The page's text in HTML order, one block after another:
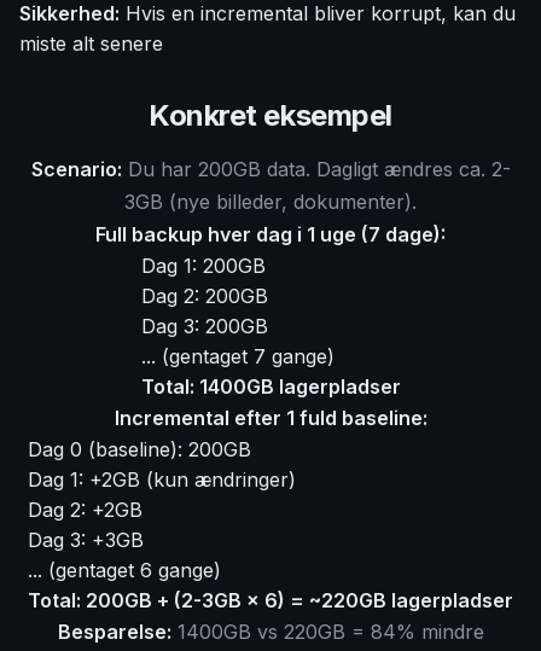
Sikkerhed: Hvis en incremental bliver korrupt, kan du
miste alt senere
Konkret eksempel
Scenario: Du har 200GB data. Dagligt ændres ca. 2-
3GB (nye billeder, dokumenter).
Full backup hver dag i 1 uge (7 dage):
Dag 1: 200GB
Dag 2: 200GB
Dag 3: 200GB
... (gentaget 7 gange)
Total: 1400GB lagerpladser
Incremental efter 1 fuld baseline:
Dag 0 (baseline): 200GB
Dag 1: +2GB (kun ændringer)
Dag 2: +2GB
Dag 3: +3GB
... (gentaget 6 gange)
Total: 200GB + (2-3GB × 6) = ~220GB lagerpladser
Besparelse: 1400GB vs 220GB = 84% mindre